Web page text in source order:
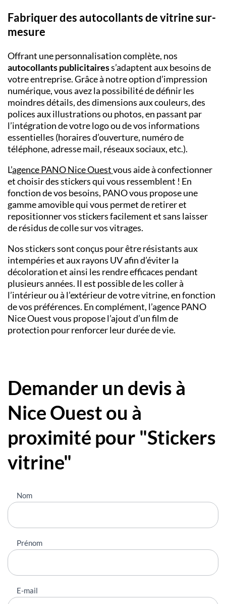
Fabriquer des autocollants de vitrine sur-
mesure
Offrant une personnalisation complète, nos
autocollants publicitairess’adaptent aux besoins de
votre entreprise. Grâce à notre option d’impression
numérique, vous avez la possibilité de définir les
moindres détails, des dimensions aux couleurs, des
polices aux illustrations ou photos, en passant par
l’intégration de votre logo ou de vos informations
essentielles (horaires d’ouverture, numéro de
téléphone, adresse mail, réseaux sociaux, etc.).
L’agencePANONice Ouestvous aide à confectionner
et choisir des stickers qui vous ressemblent ! En
fonction de vos besoins, PANO vous propose une
gamme amovible qui vous permet de retirer et
repositionner vos stickers facilement et sans laisser
de résidus de colle sur vos vitrages.
Nos stickers sont conçus pour être résistants aux
intempéries et aux rayons UV afin d’éviter la
décoloration et ainsi les rendre efficaces pendant
plusieurs années. Il est possible de les coller à
l’intérieur ou à l’extérieur de votre vitrine, en fonction
de vos préférences. En complément, l’agence PANO
Nice Ouestvous propose l’ajout d’un film de
protection pour renforcer leur durée de vie.
Demander un devis à
Nice Ouest ou à
proximité pour "Stickers
vitrine"
Nous
contacter
Nom
Prénom
E-mail